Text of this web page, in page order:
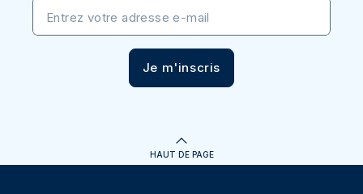
Entrez votre adresse e-mail
Je m'inscris
HAUT DE PAGE